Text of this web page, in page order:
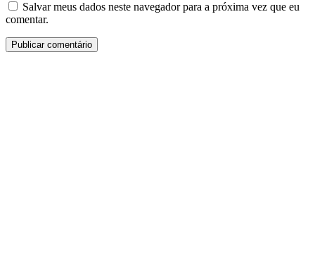
Salvar meus dados neste navegador para a próxima vez que eu
comentar.